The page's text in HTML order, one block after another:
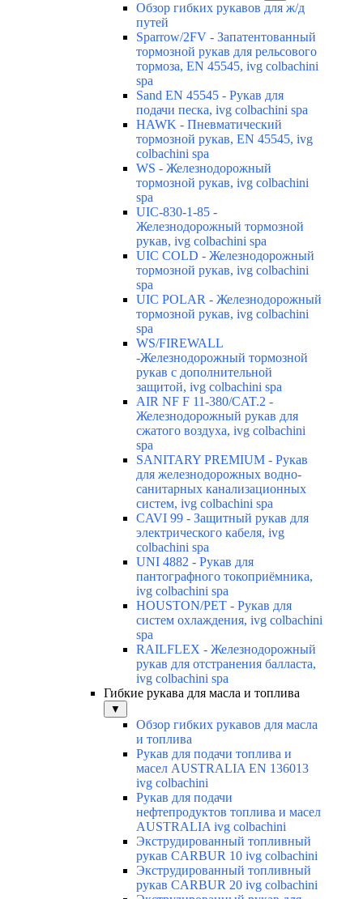
Обзор гибких рукавов для ж/д
путей
Sparrow/2FV - Запатентованный
тормозной рукав для рельсового
тормоза, EN 45545, ivg colbachini
spa
Sand EN 45545 - Рукав для
подачи песка, ivg colbachini spa
HAWK - Пневматический
тормозной рукав, EN 45545, ivg
colbachini spa
WS - Железнодорожный
тормозной рукав, ivg colbachini
spa
UIC-830-1-85 -
Железнодорожный тормозной
рукав, ivg colbachini spa
UIC COLD - Железнодорожный
тормозной рукав, ivg colbachini
spa
UIC POLAR - Железнодорожный
тормозной рукав, ivg colbachini
spa
WS/FIREWALL
-Железнодорожный тормозной
рукав с дополнительной
защитой, ivg colbachini spa
AIR NF F 11-380/CAT.2 -
Железнодорожный рукав для
сжатого воздуха, ivg colbachini
spa
SANITARY PREMIUM - Рукав
для железнодорожных водно-
санитарных канализационных
систем, ivg colbachini spa
CAVI 99 - Защитный рукав для
электрического кабеля, ivg
colbachini spa
UNI 4882 - Рукав для
пантографного токоприёмника,
ivg colbachini spa
HOUSTON/PET - Рукав для
систем охлаждения, ivg colbachini
spa
RAILFLEX - Железнодорожный
рукав для отстранения балласта,
ivg colbachini spa
Гибкие рукава для масла и топлива
▼
Обзор гибких рукавов для масла
и топлива
Рукав для подачи топлива и
масел AUSTRALIA EN 136013
ivg colbachini
Рукав для подачи
нефтепродуктов топлива и масел
AUSTRALIA ivg colbachini
Экструдированный топливный
рукав CARBUR 10 ivg colbachini
Экструдированный топливный
рукав CARBUR 20 ivg colbachini